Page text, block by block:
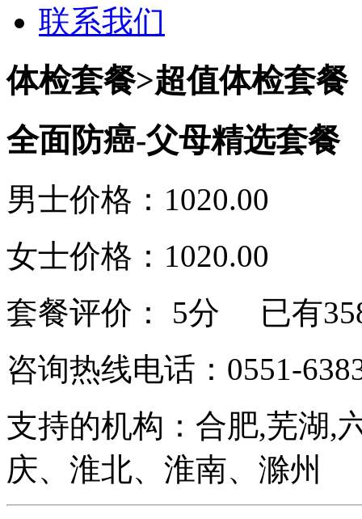
联系我们
体检套餐>超值体检套餐
全面防癌-父母精选套餐
男士价格：1020.00
女士价格：1020.00
套餐评价：
5分 已有
咨询热线电话：0551-
支持的机构：合肥,芜湖,
庆、淮北、淮南、滁州